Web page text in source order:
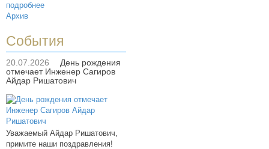
подробнее
Архив
События
20.07.2026
День рождения
отмечает Инженер Сагиров
Айдар Ришатович
Уважаемый Айдар Ришатович,
примите наши поздравления!